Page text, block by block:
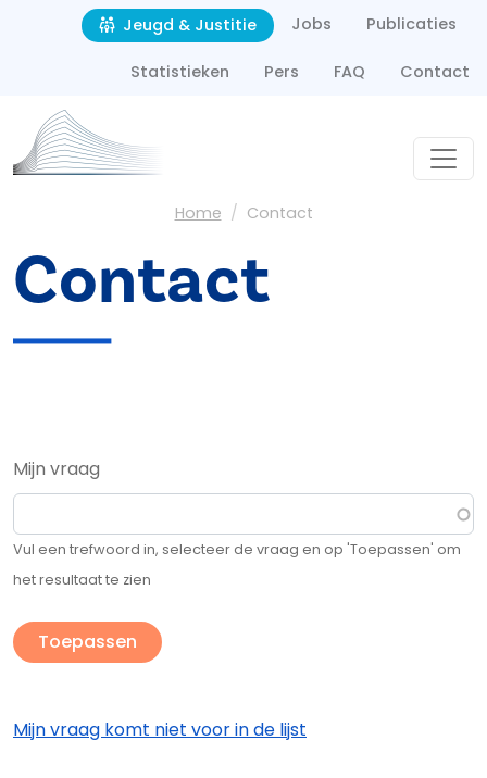
Overslaan en naar de inhoud gaan
Second navigation
Jeugd & Justitie Jobs Publicaties
Statistieken Pers FAQ Contact
Kruimelpad
Home Contact
Contact
Mijn vraag
Vul een trefwoord in, selecteer de vraag en op 'Toepassen' om
het resultaat te zien
Mijn vraag komt niet voor in de lijst